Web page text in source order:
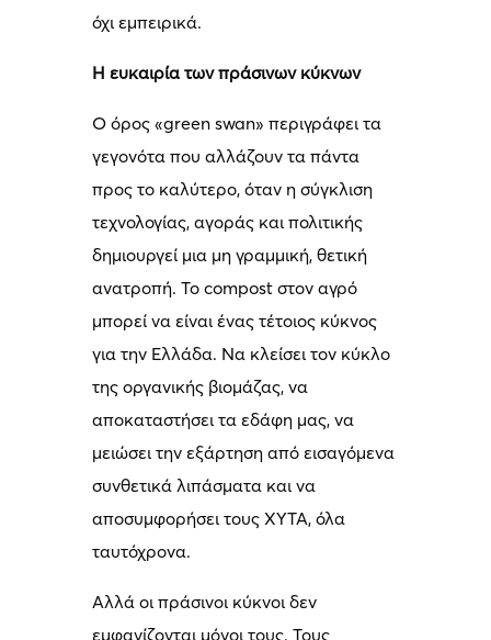
όχι εμπειρικά.
Η ευκαιρία των πράσινων κύκνων
Ο όρος «green swan» περιγράφει τα
γεγονότα που αλλάζουν τα πάντα
προς το καλύτερο, όταν η σύγκλιση
τεχνολογίας, αγοράς και πολιτικής
δημιουργεί μια μη γραμμική, θετική
ανατροπή. Το compost στον αγρό
μπορεί να είναι ένας τέτοιος κύκνος
για την Ελλάδα. Να κλείσει τον κύκλο
της οργανικής βιομάζας, να
αποκαταστήσει τα εδάφη μας, να
μειώσει την εξάρτηση από εισαγόμενα
συνθετικά λιπάσματα και να
αποσυμφορήσει τους ΧΥΤΑ, όλα
ταυτόχρονα.
Αλλά οι πράσινοι κύκνοι δεν
εμφανίζονται μόνοι τους. Τους